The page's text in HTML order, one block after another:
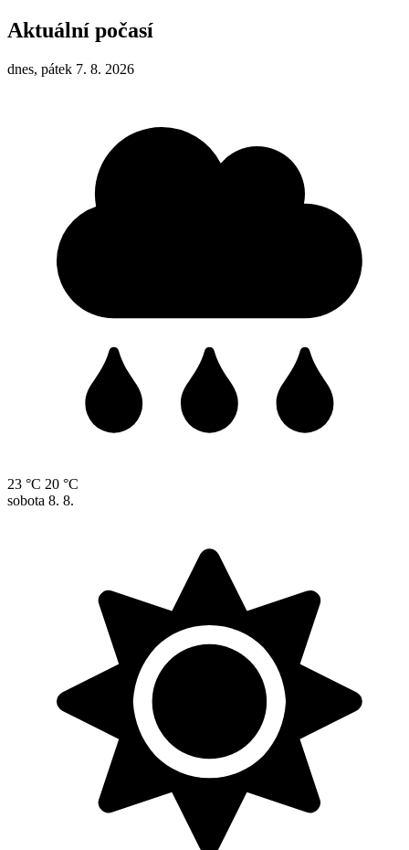
Aktuální počasí
dnes, pátek 7. 8. 2026
23 °C 20 °C
sobota 8. 8.